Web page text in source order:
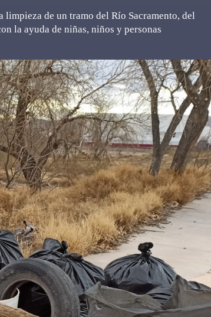
de un tramo del Río Sacramento, del
la ayuda de niñas, niños y personas